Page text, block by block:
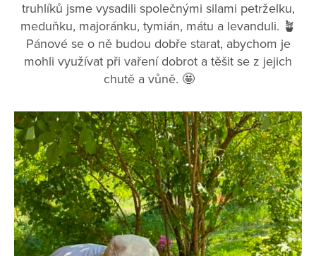
truhlíků jsme vysadili společnými silami petrželku,
meduňku, majoránku, tymián, mátu a levanduli. 🪴
Pánové se o ně budou dobře starat, abychom je
mohli využívat při vaření dobrot a těšit se z jejich
chutě a vůně. 🤩